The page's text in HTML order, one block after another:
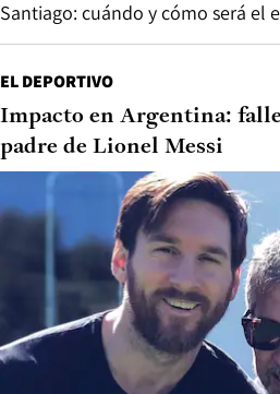
Santiago: cuándo y cómo será el
EL DEPORTIVO
Impacto en Argentina:
padre de Lionel Messi